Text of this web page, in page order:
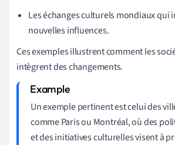
Les échanges culturels mondiaux qui
nouvelles influences.
Ces exemples illustrent comment les
intègrent des changements.
Un exemple pertinent est celui des
comme Paris ou Montréal, où des
et des initiatives culturelles visent à